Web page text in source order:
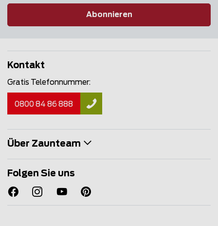
Abonnieren
Kontakt
Gratis Telefonnummer:
0800 84 86 888
Über Zaunteam
Folgen Sie uns